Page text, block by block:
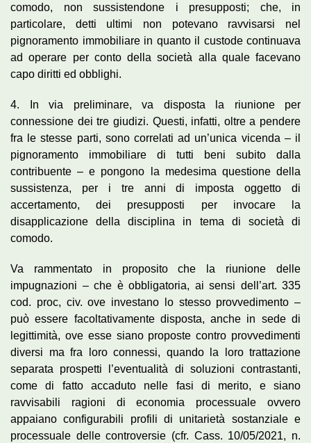
comodo, non sussistendone i presupposti; che, in
particolare, detti ultimi non potevano ravvisarsi nel
pignoramento immobiliare in quanto il custode continuava
ad operare per conto della società alla quale facevano
capo diritti ed obblighi.
4. In via preliminare, va disposta la riunione per
connessione dei tre giudizi. Questi, infatti, oltre a pendere
fra le stesse parti, sono correlati ad un’unica vicenda – il
pignoramento immobiliare di tutti beni subito dalla
contribuente – e pongono la medesima questione della
sussistenza, per i tre anni di imposta oggetto di
accertamento, dei presupposti per invocare la
disapplicazione della disciplina in tema di società di
comodo.
Va rammentato in proposito che la riunione delle
impugnazioni – che è obbligatoria, ai sensi dell’art. 335
cod. proc, civ. ove investano lo stesso provvedimento –
può essere facoltativamente disposta, anche in sede di
legittimità, ove esse siano proposte contro provvedimenti
diversi ma fra loro connessi, quando la loro trattazione
separata prospetti l’eventualità di soluzioni contrastanti,
come di fatto accaduto nelle fasi di merito, e siano
ravvisabili ragioni di economia processuale ovvero
appaiano configurabili profili di unitarietà sostanziale e
processuale delle controversie (cfr. Cass. 10/05/2021, n.